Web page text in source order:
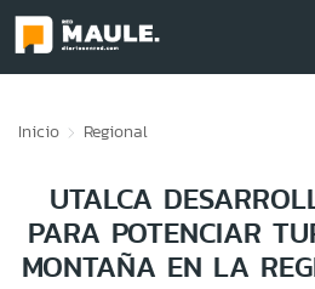
Inicio Regional
UTALCA
PARA POTENCIAR
MONTAÑA EN LA